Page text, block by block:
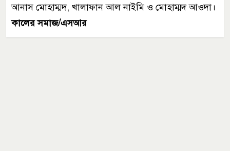
আনাস মোহাম্মদ, খালাফান আল নাইমি ও মোহাম্মদ আওদা।
কালের সমাজ/এসআর